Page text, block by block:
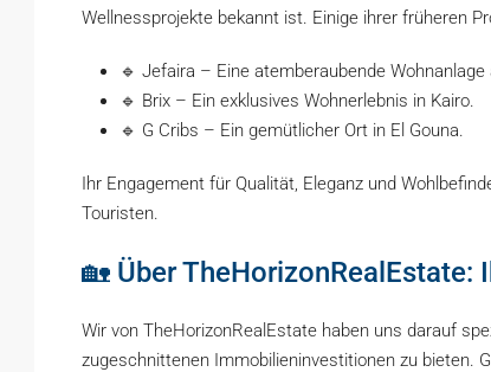
Wellnessprojekte bekannt ist. Einige ihrer früheren
🔹 Jefaira – Eine atemberaubende Wohnanlage
🔹 Brix – Ein exklusives Wohnerlebnis in Kairo.
🔹 G Cribs – Ein gemütlicher Ort in El Gouna.
Ihr Engagement für Qualität, Eleganz und
Touristen.
🏡 Über
Wir von TheHorizonRealEstate haben uns darauf
zugeschnittenen Immobilieninvestitionen zu bieten.